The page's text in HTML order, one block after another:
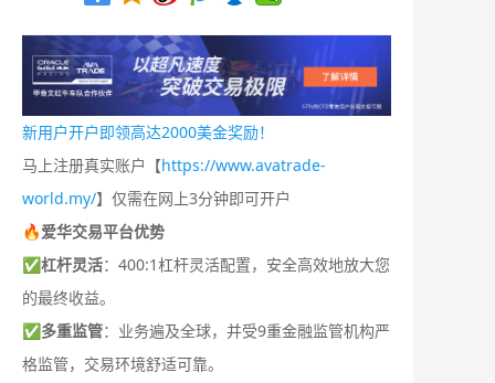
新用户开户即领高达2000美金奖励！
马上注册真实账户【https://www.avatrade-
world.my/】仅需在网上3分钟即可开户
🔥爱华交易平台优势
✅杠杆灵活：400:1杠杆灵活配置，安全高效地放大您
的最终收益。
✅多重监管：业务遍及全球，并受9重金融监管机构严
格监管，交易环境舒适可靠。